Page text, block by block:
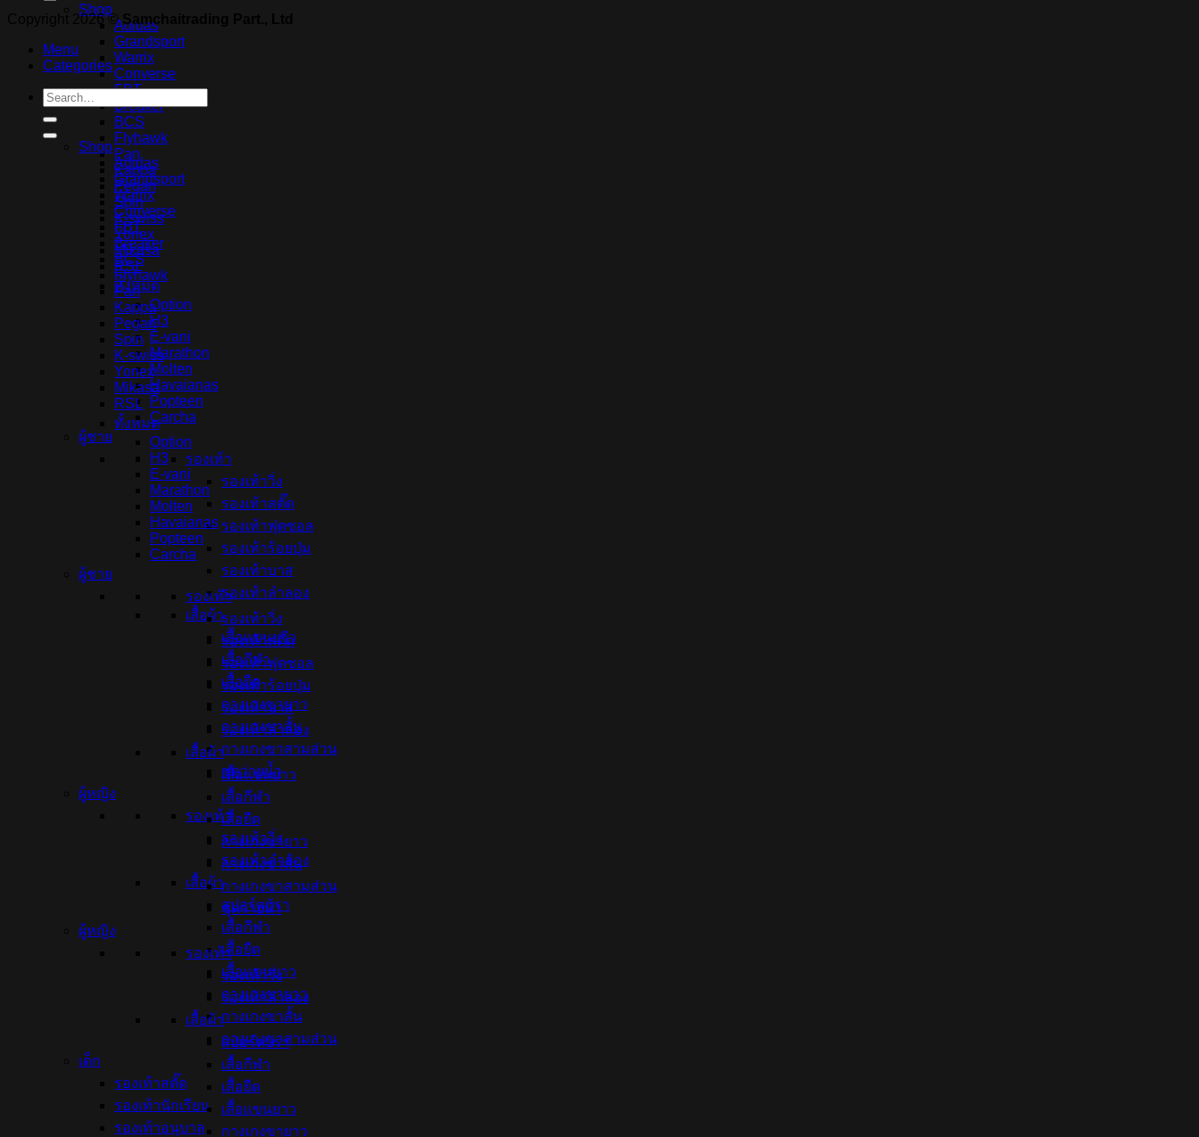
Shop
Adidas
Grandsport
Warrix
Converse
FBT
Breaker
BCS
Flyhawk
Pan
Kappa
Pegan
Spin
K-swiss
Yonex
Mikasa
RSL
ทั้งหมด
Option
H3
E-vani
Marathon
Molten
Havaianas
Popteen
Carcha
ผู้ชาย
รองเท้า
รองเท้าวิ่ง
รองเท้าสตั๊ด
รองเท้าฟุตซอล
รองเท้าร้อยปุ่ม
รองเท้าบาส
รองเท้าลำลอง
เสื้อผ้า
เสื้อแขนยาว
เสื้อกีฬา
เสื้อยืด
กางเกงขายาว
กางเกงขาสั้น
กางเกงขาสามส่วน
ชุดว่ายน้ำ
ผู้หญิง
รองเท้า
รองเท้าวิ่ง
รองเท้าลำลอง
เสื้อผ้า
สปอร์ตบรา
เสื้อกีฬา
เสื้อยืด
เสื้อแขนยาว
กางเกงขายาว
กางเกงขาสั้น
กางเกงขาสามส่วน
เด็ก
รองเท้าสตั๊ด
รองเท้านักเรียน
รองเท้าอนุบาล
Copyright 2026 © Samchaitrading Part., Ltd
Menu
Categories
Search
for:
Shop
Adidas
Grandsport
Warrix
Converse
FBT
Breaker
BCS
Flyhawk
Pan
Kappa
Pegan
Spin
K-swiss
Yonex
Mikasa
RSL
ทั้งหมด
Option
H3
E-vani
Marathon
Molten
Havaianas
Popteen
Carcha
ผู้ชาย
รองเท้า
รองเท้าวิ่ง
รองเท้าสตั๊ด
รองเท้าฟุตซอล
รองเท้าร้อยปุ่ม
รองเท้าบาส
รองเท้าลำลอง
เสื้อผ้า
เสื้อแขนยาว
เสื้อกีฬา
เสื้อยืด
กางเกงขายาว
กางเกงขาสั้น
กางเกงขาสามส่วน
ชุดว่ายน้ำ
ผู้หญิง
รองเท้า
รองเท้าวิ่ง
รองเท้าลำลอง
เสื้อผ้า
สปอร์ตบรา
เสื้อกีฬา
เสื้อยืด
เสื้อแขนยาว
กางเกงขายาว